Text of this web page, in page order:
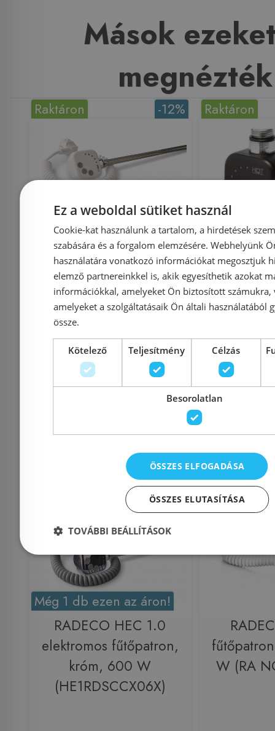
Mások
megnézték
Bemutatóteremben
kiállítva
-12%
Raktáron
RADECO HEC 1.0
elektromos fűtőpatron,
fehér, 600 W
(HE1RDSCWX06X)
Azonosító: 163397
Cikkszám: HE1RDSCWX06X
30 824 Ft
Raktáron
Még 2 db
Cikkszám:
35 027 Ft
-21%
Még 1 db ezen az áron!
RADECO HEC 1.0
elektromos fűtőpatron,
króm, 600 W
(HE1RDSCCX06X)
Raktáron
W (RA
Ez a weboldal sütiket használ
Cookie-kat használunk a tartalom, a hirdetések
szabására és a forgalom elemzésére. Webhelyünk
használatára vonatkozó információkat megosztjuk
elemző partnereinkkel is, akik egyesíthetik azokat
információkkal, amelyeket Ön biztosított számukra,
amelyeket a szolgáltatásaik Ön általi használatából
össze.
Kötelező Teljesítmény Célzás
Besorolatlan
ÖSSZES ELFOGADÁSA
ÖSSZES ELUTASÍTÁSA
TOVÁBBI BEÁLLÍTÁSOK